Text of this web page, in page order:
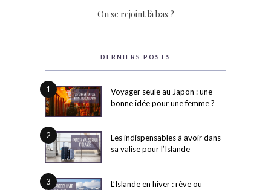
On se rejoint là bas ?
DERNIERS POSTS
1
Voyager seule au Japon : une
bonne idée pour une femme ?
2
Les indispensables à avoir dans
sa valise pour l’Islande
3
L’Islande en hiver : rêve ou